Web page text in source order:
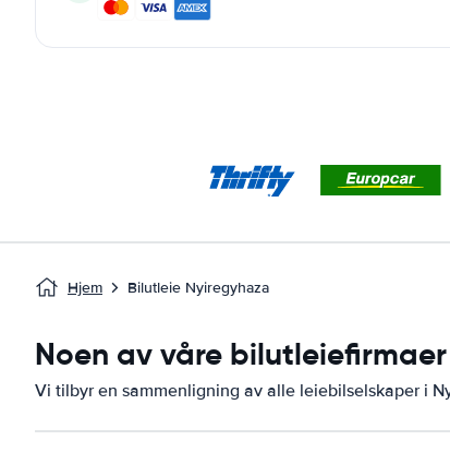
Hjem Bilutleie Nyiregyhaza
Noen av våre
Vi tilbyr en sammenligning av alle leiebilselskaper i